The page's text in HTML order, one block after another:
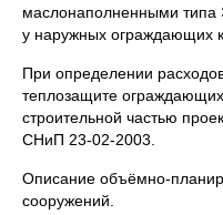
маслонаполненными
у наружных ограждающих
При определении
теплозащите
строительной частью
СНиП 23-02-2003.
Описание объёмно-
сооружений.